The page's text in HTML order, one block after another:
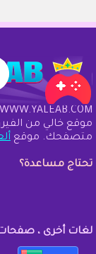
موقع خالي من
متصفحك. موقع
تحتاج مساعدة؟
لغات أخرى ، صفحات